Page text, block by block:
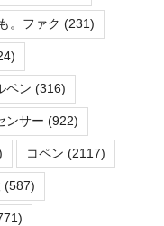
も。ファク (231)
ペン (316)
ンサー (922)
コペン (2117)
(587)